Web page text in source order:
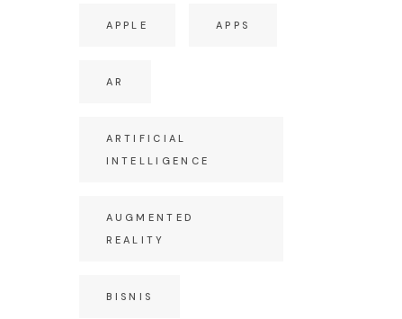
APPLE APPS
AR
ARTIFICIAL
INTELLIGENCE
AUGMENTED
REALITY
BISNIS